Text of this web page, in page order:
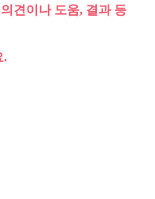
견이나 도움, 결과 등
.